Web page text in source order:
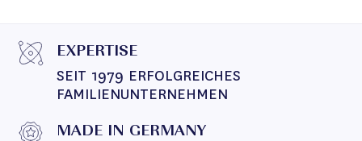
EXPERTISE
SEIT 1979 ERFOLGREICHES
FAMILIENUNTERNEHMEN
MADE IN GERMANY